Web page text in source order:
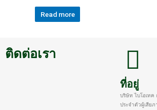
Read more
ติดต่อเรา
ที่อยู่
บริษัท ไบโอเทค
ประจำตัวผู้เสีย